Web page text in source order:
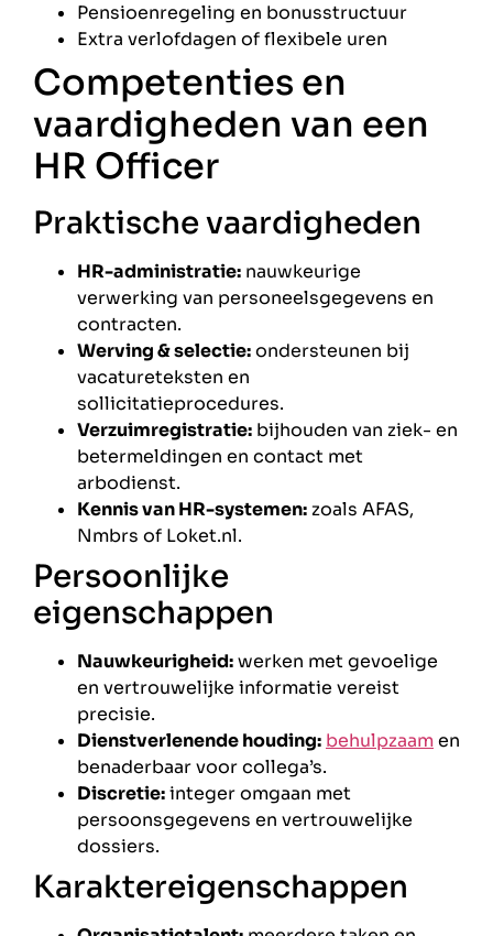
Pensioenregeling en bonusstructuur
Extra verlofdagen of flexibele uren
Competenties en
vaardigheden van een
HR Officer
Praktische vaardigheden
HR-administratie: nauwkeurige
verwerking van personeelsgegevens en
contracten.
Werving & selectie:ondersteunen bij
vacatureteksten en
sollicitatieprocedures.
Verzuimregistratie: bijhouden van ziek- en
betermeldingen en contact met
arbodienst.
Kennis van HR-systemen:zoals AFAS,
Nmbrs of Loket.nl.
Persoonlijke
eigenschappen
Nauwkeurigheid:werken met gevoelige
en vertrouwelijke informatie vereist
precisie.
Dienstverlenende houding: behulpzaamen
benaderbaar voor collega’s.
Discretie:integer omgaan met
persoonsgegevens en vertrouwelijke
dossiers.
Karaktereigenschappen